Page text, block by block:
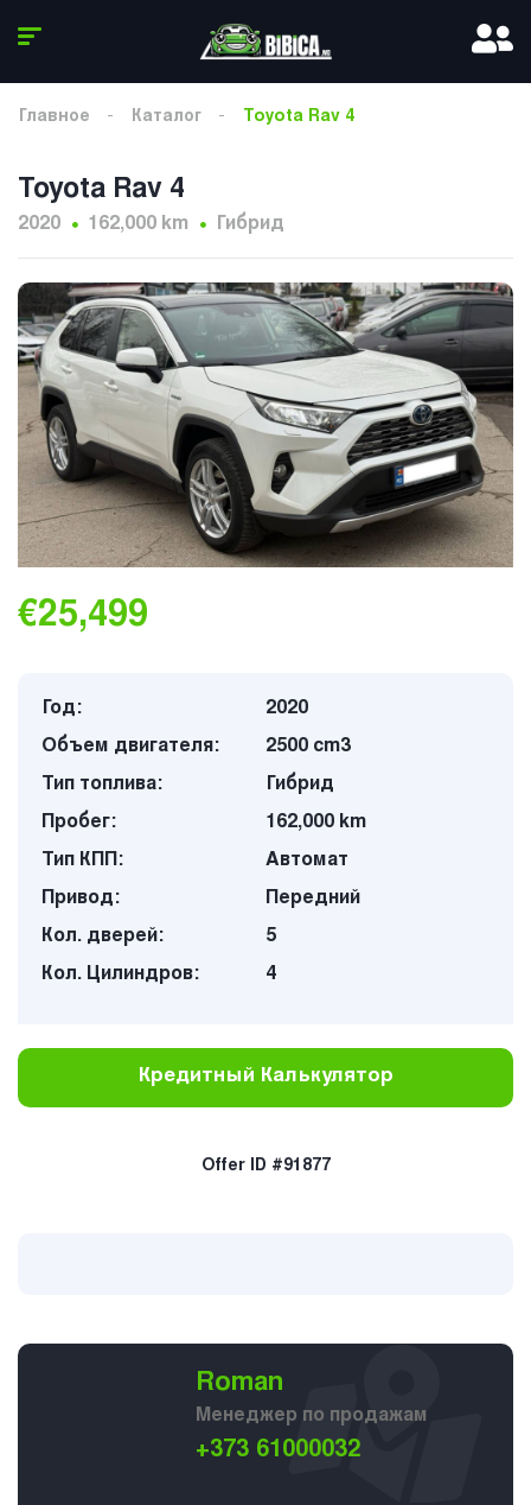
Главное Каталог Toyota Rav 4
Toyota Rav 4
2020 162,000 km Гибрид
€25,499
Год:
2020
Объем двигателя:
2500 cm3
Тип топлива:
Гибрид
Пробег:
162,000 km
Тип КПП:
Автомат
Привод:
Передний
Кол. дверей:
5
Кол. Цилиндров:
4
Кредитный Калькулятор
Offer ID #91877
Roman
Менеджер по продажам
+373 61000032